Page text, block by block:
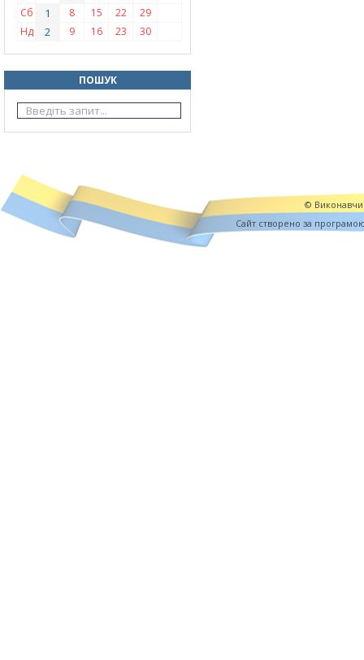
Сб
1 8 15 22
29
Нд
2 9 16 23 30
ПОШУК
©
Cайт створено за